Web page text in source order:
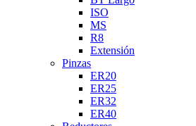
ISO
MS
R8
Extensión
Pinzas
ER20
ER25
ER32
ER40